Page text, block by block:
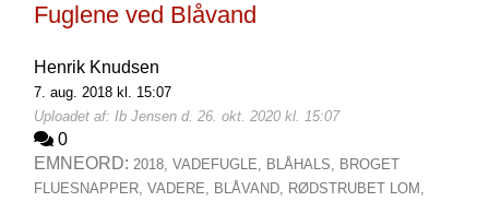
Fuglene ved Blåvand
Henrik Knudsen
7. aug. 2018 kl. 15:07
Uploadet af: Ib Jensen d. 26. okt. 2020 kl. 15:07
0
EMNEORD: 2018, VADEFUGLE, BLÅHALS, BROGET
FLUESNAPPER, VADERE, BLÅVAND, RØDSTRUBET LOM,